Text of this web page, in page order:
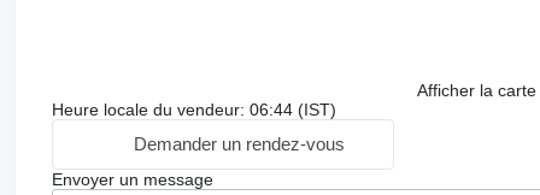
Afficher la carte
Heure locale du vendeur: 06:44 (IST)
Demander un rendez-vous
Envoyer un message